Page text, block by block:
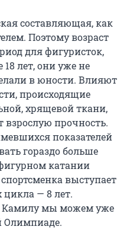
составляющая, как
Поэтому возраст
для фигуристок,
лет, они уже не
в юности. Влияют
происходящие
хрящевой ткани,
взрослую прочность.
показателей
гораздо больше
катании
выступает
— 8 лет.
Камилу мы можем уже
Олимпиаде.